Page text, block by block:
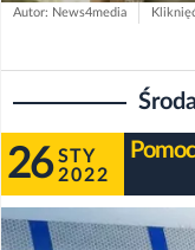
Autor: News4media
26 STY
2022